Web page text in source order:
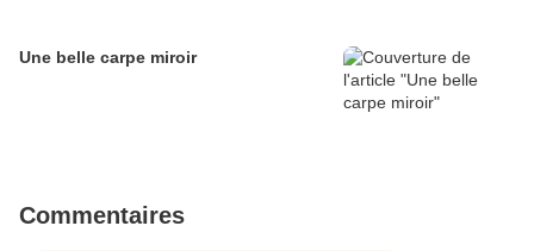
Une belle carpe miroir
Commentaires